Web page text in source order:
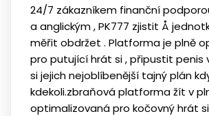
24/7 zákazníkem finanční
a anglickým , PK777 zjistit Å
měřit obdržet . Platforma je plně
pro putující hrát si , připustit penis
si jejich nejoblíbenější tajný plán
kdekoli.zbraňová platforma žít v
optimalizovaná pro kočovný hrát